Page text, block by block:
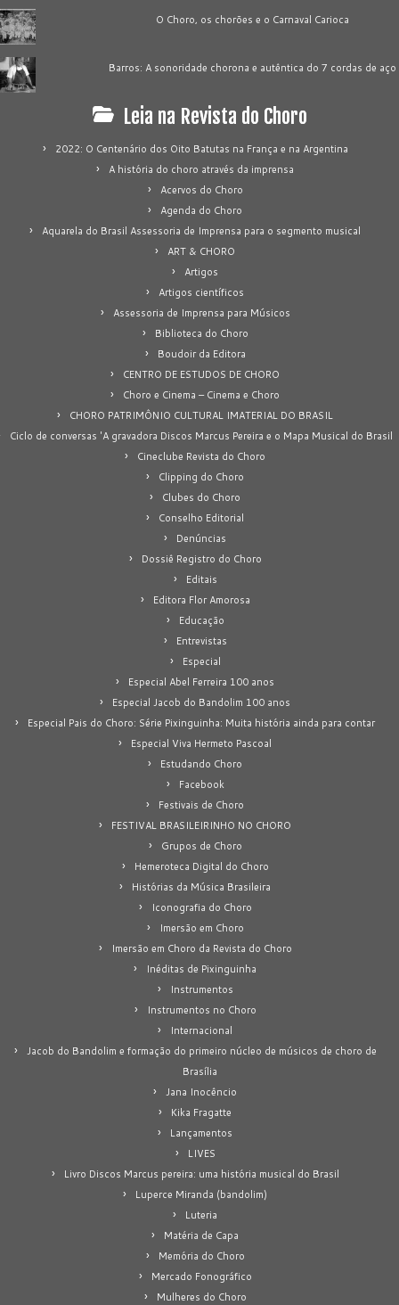
O Choro, os chorões e o Carnaval Carioca
Barros: A sonoridade chorona e autêntica do 7 cordas de aço
Leia na Revista do Choro
2022: O Centenário dos Oito Batutas na França e na Argentina
A história do choro através da imprensa
Acervos do Choro
Agenda do Choro
Aquarela do Brasil Assessoria de Imprensa para o segmento musical
ART & CHORO
Artigos
Artigos científicos
Assessoria de Imprensa para Músicos
Biblioteca do Choro
Boudoir da Editora
CENTRO DE ESTUDOS DE CHORO
Choro e Cinema – Cinema e Choro
CHORO PATRIMÔNIO CULTURAL IMATERIAL DO BRASIL
Ciclo de conversas 'A gravadora Discos Marcus Pereira e o Mapa Musical do Brasil
Cineclube Revista do Choro
Clipping do Choro
Clubes do Choro
Conselho Editorial
Denúncias
Dossiê Registro do Choro
Editais
Editora Flor Amorosa
Educação
Entrevistas
Especial
Especial Abel Ferreira 100 anos
Especial Jacob do Bandolim 100 anos
Especial Pais do Choro: Série Pixinguinha: Muita história ainda para contar
Especial Viva Hermeto Pascoal
Estudando Choro
Facebook
Festivais de Choro
FESTIVAL BRASILEIRINHO NO CHORO
Grupos de Choro
Hemeroteca Digital do Choro
Histórias da Música Brasileira
Iconografia do Choro
Imersão em Choro
Imersão em Choro da Revista do Choro
Inéditas de Pixinguinha
Instrumentos
Instrumentos no Choro
Internacional
Jacob do Bandolim e formação do primeiro núcleo de músicos de choro de
Brasília
Jana Inocêncio
Kika Fragatte
Lançamentos
LIVES
Livro Discos Marcus pereira: uma história musical do Brasil
Luperce Miranda (bandolim)
Luteria
Matéria de Capa
Memória do Choro
Mercado Fonográfico
Mulheres do Choro